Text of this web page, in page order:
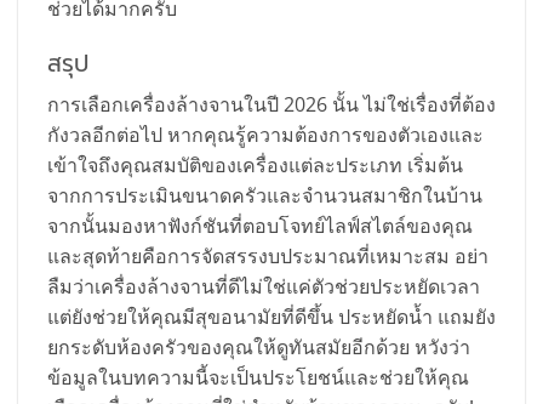
ช่วยได้มากครับ
สรุป
การเลือกเครื่องล้างจานในปี 2026 นั้น ไม่ใช่เรื่องที่ต้อง
กังวลอีกต่อไป หากคุณรู้ความต้องการของตัวเองและ
เข้าใจถึงคุณสมบัติของเครื่องแต่ละประเภท เริ่มต้น
จากการประเมินขนาดครัวและจำนวนสมาชิกในบ้าน
จากนั้นมองหาฟังก์ชันที่ตอบโจทย์ไลฟ์สไตล์ของคุณ
และสุดท้ายคือการจัดสรรงบประมาณที่เหมาะสม อย่า
ลืมว่าเครื่องล้างจานที่ดีไม่ใช่แค่ตัวช่วยประหยัดเวลา
แต่ยังช่วยให้คุณมีสุขอนามัยที่ดีขึ้น ประหยัดน้ำ แถมยัง
ยกระดับห้องครัวของคุณให้ดูทันสมัยอีกด้วย หวังว่า
ข้อมูลในบทความนี้จะเป็นประโยชน์และช่วยให้คุณ